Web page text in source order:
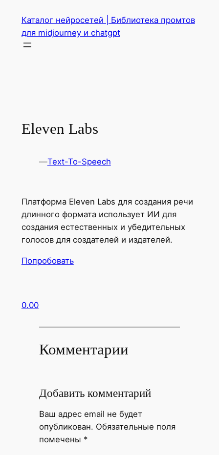
содержимому
Каталог нейросетей | Библиотека промтов
для midjourney и chatgpt
Eleven Labs
—Text-To-Speech
Платформа Eleven Labs для создания речи
длинного формата использует ИИ для
создания естественных и убедительных
голосов для создателей и издателей.
Попробовать
0.00
Комментарии
Добавить комментарий
Ваш адрес email не будет
опубликован. Обязательные поля
помечены *